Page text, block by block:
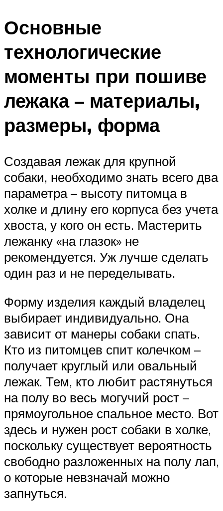
Основные
технологические
моменты при пошиве
лежака – материалы,
размеры, форма
Создавая лежак для крупной
собаки, необходимо знать всего два
параметра – высоту питомца в
холке и длину его корпуса без учета
хвоста, у кого он есть. Мастерить
лежанку «на глазок» не
рекомендуется. Уж лучше сделать
один раз и не переделывать.
Форму изделия каждый владелец
выбирает индивидуально. Она
зависит от манеры собаки спать.
Кто из питомцев спит колечком –
получает круглый или овальный
лежак. Тем, кто любит растянуться
на полу во весь могучий рост –
прямоугольное спальное место. Вот
здесь и нужен рост собаки в холке,
поскольку существует вероятность
свободно разложенных на полу лап,
о которые невзначай можно
запнуться.